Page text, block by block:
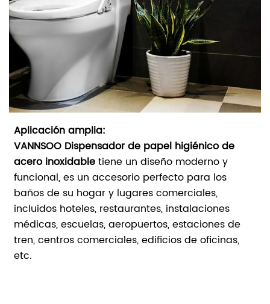
Aplicación amplia:
VANNSOO Dispensador de papel higiénico de
acero inoxidabletiene un diseño moderno y
funcional, es un accesorio perfecto para los
baños de su hogar y lugares comerciales,
incluidos hoteles, restaurantes, instalaciones
médicas, escuelas, aeropuertos, estaciones de
tren, centros comerciales, edificios de oficinas,
etc.